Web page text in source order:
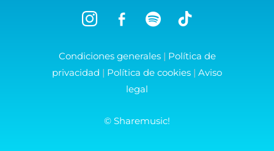
Condiciones generales| Política de
privacidad | Política de cookies | Aviso
legal
© Sharemusic!